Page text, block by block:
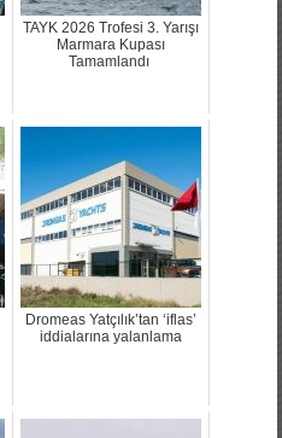
TAYK 2026 Trofesi 3. Yarışı
Marmara Kupası
Tamamlandı
Dromeas Yatçılık’tan ‘iflas’
iddialarına yalanlama